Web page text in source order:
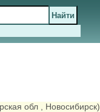
обл , Новосибирск)